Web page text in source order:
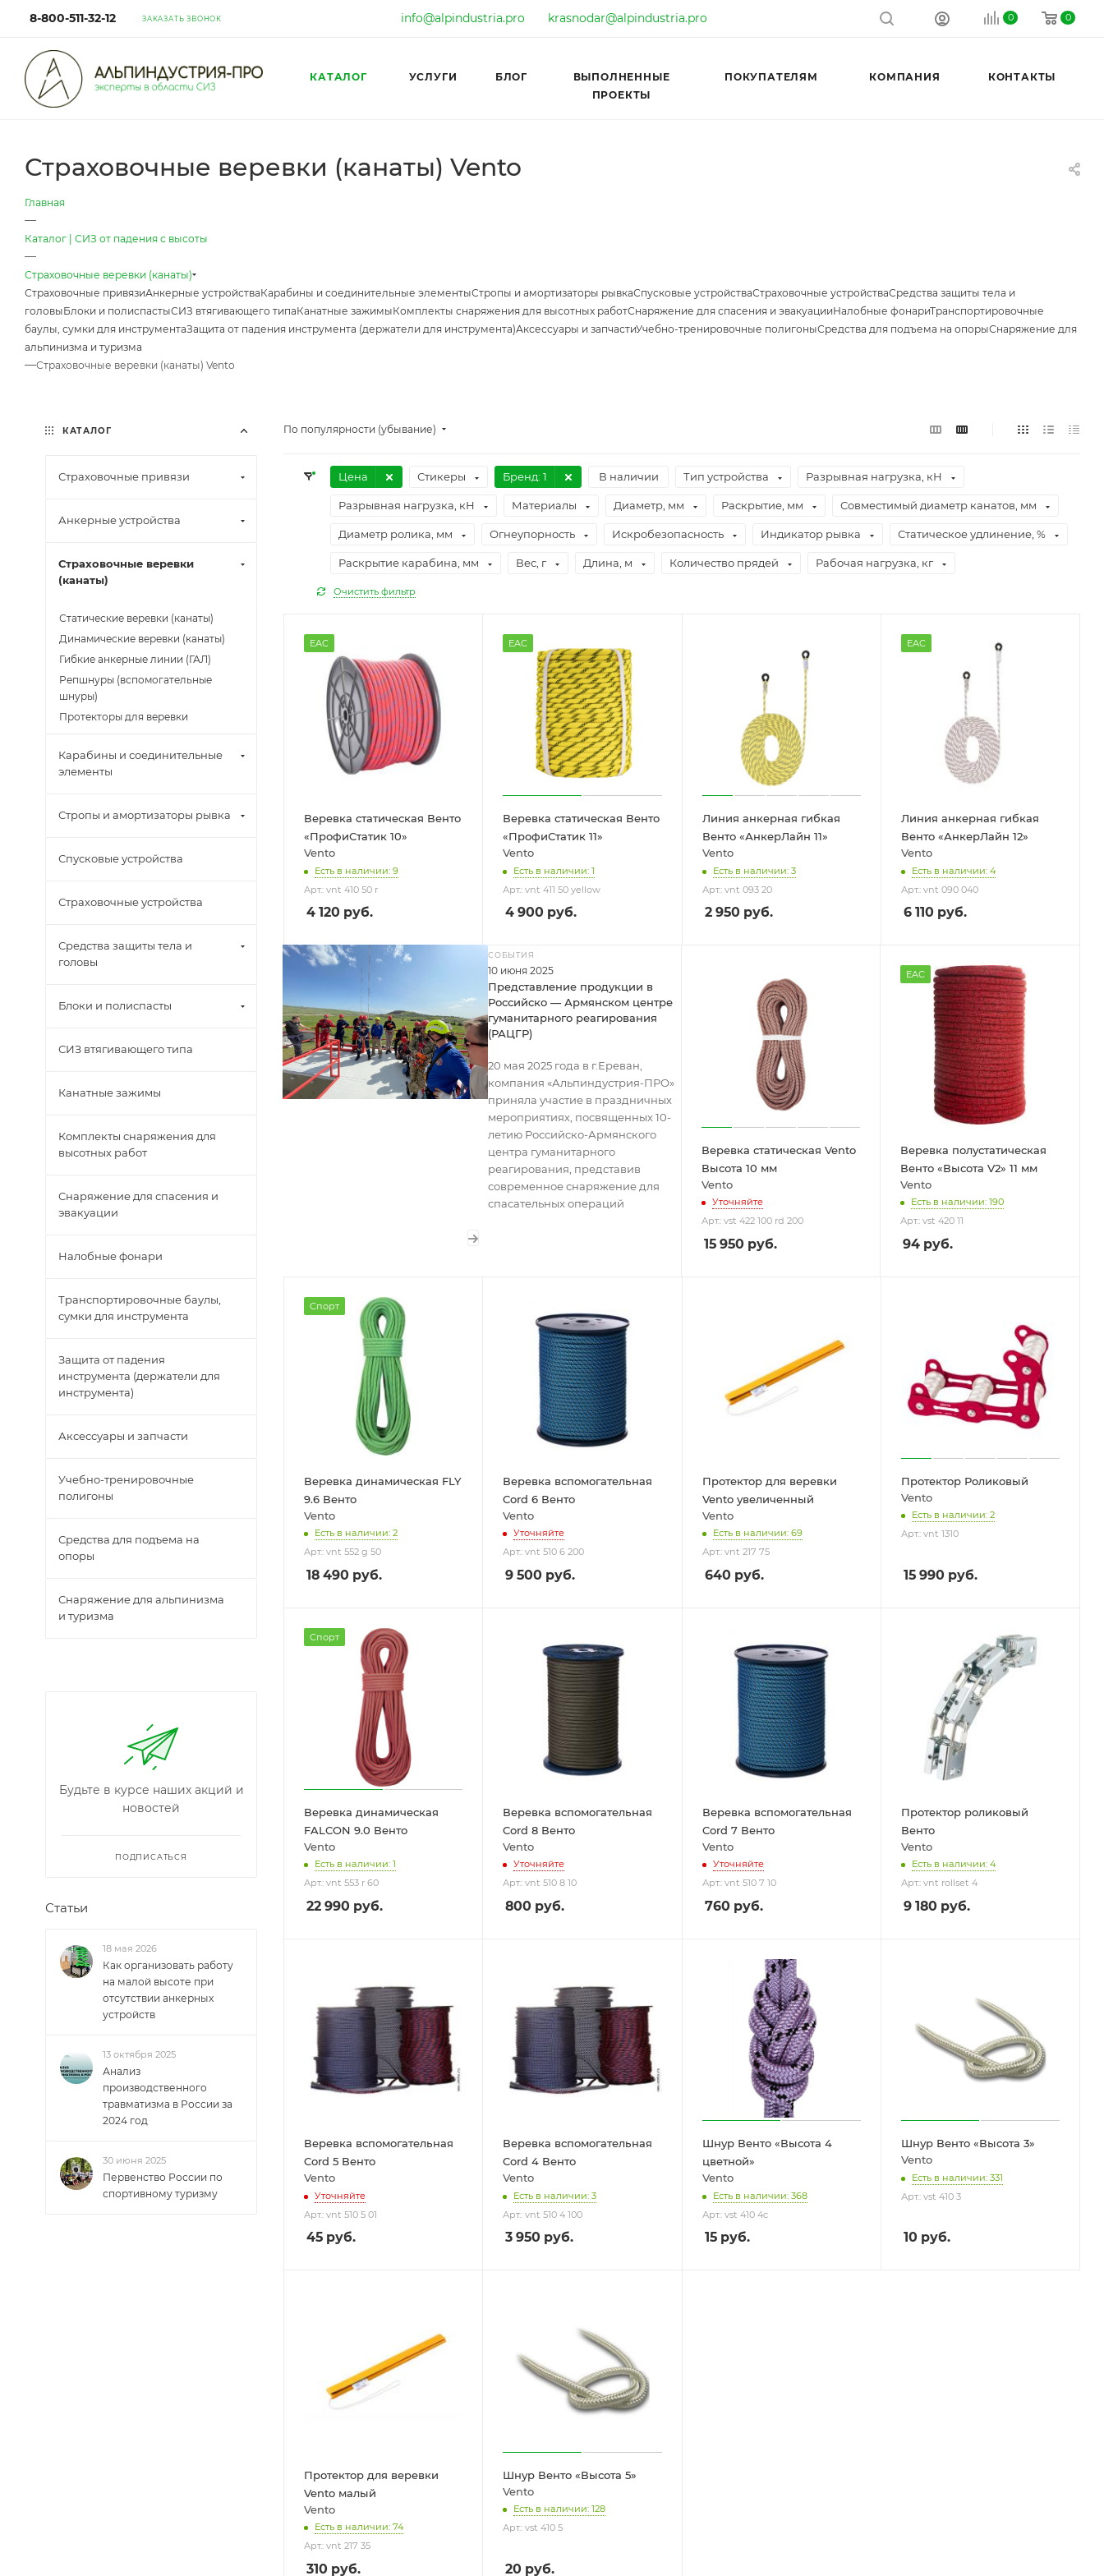
8-800-511-32-12 ЗАКАЗАТЬ ЗВОНОК info@alpindustria.pro krasnodar@alpindustria.pro 0 0
КАТАЛОГ УСЛУГИ БЛОГ
ВЫПОЛНЕННЫЕ
ПРОЕКТЫ
ПОКУПАТЕЛЯМ КОМПАНИЯ КОНТАКТЫ
Страховочные веревки (канаты) Vento
Главная
—
Каталог | СИЗ от падения с высоты
—
Страховочные веревки (канаты)
Страховочные привязиАнкерные устройстваКарабины и соединительные элементыСтропы и амортизаторы рывкаСпусковые устройстваСтраховочные устройстваСредства защиты тела и
головыБлоки и полиспастыСИЗ втягивающего типаКанатные зажимыКомплекты снаряжения для высотных работСнаряжение для спасения и эвакуацииНалобные фонариТранспортировочные
баулы, сумки для инструментаЗащита от падения инструмента (держатели для инструмента)Аксессуары и запчастиУчебно-тренировочные полигоныСредства для подъема на опорыСнаряжение для
альпинизма и туризма
—Страховочные веревки (канаты) Vento
По популярности (убывание)
Цена Стикеры Бренд: 1 В наличии Тип устройства Разрывная нагрузка, кН
Разрывная нагрузка, кН Материалы Диаметр, мм Раскрытие, мм Совместимый диаметр канатов, мм
Диаметр ролика, мм Огнеупорность Искробезопасность Индикатор рывка Статическое удлинение, %
Раскрытие карабина, мм Вес, г Длина, м Количество прядей Рабочая нагрузка, кг
Очистить фильтр
EAC
Веревка статическая Венто
«ПрофиСтатик 10»
Vento
Есть в наличии: 9
Арт.: vnt 410 50 r
4 120 руб.
EAC
Веревка статическая Венто
«ПрофиСтатик 11»
Vento
Есть в наличии: 1
Арт.: vnt 411 50 yellow
4 900 руб.
Линия анкерная гибкая
Венто «АнкерЛайн 11»
Vento
Есть в наличии: 3
Арт.: vnt 093 20
2 950 руб.
EAC
Линия анкерная гибкая
Венто «АнкерЛайн 12»
Vento
Есть в наличии: 4
Арт.: vnt 090 040
6 110 руб.
СОБЫТИЯ
10 июня 2025
Представление продукции в
Российско — Армянском центре
гуманитарного реагирования
(РАЦГР)
20 мая 2025 года в г.Ереван,
компания «Альпиндустрия-ПРО»
приняла участие в праздничных
мероприятиях, посвященных 10-
летию Российско-Армянского
центра гуманитарного
реагирования, представив
современное снаряжение для
спасательных операций
Веревка статическая Vento
Высота 10 мм
Vento
Уточняйте
Арт.: vst 422 100 rd 200
15 950 руб.
EAC
Веревка полустатическая
Венто «Высота V2» 11 мм
Vento
Есть в наличии: 190
Арт.: vst 420 11
94 руб.
Спорт
Веревка динамическая FLY
9.6 Венто
Vento
Есть в наличии: 2
Арт.: vnt 552 g 50
18 490 руб.
Веревка вспомогательная
Cord 6 Венто
Vento
Уточняйте
Арт.: vnt 510 6 200
9 500 руб.
Протектор для веревки
Vento увеличенный
Vento
Есть в наличии: 69
Арт.: vnt 217 75
640 руб.
Протектор Роликовый
Vento
Есть в наличии: 2
Арт.: vnt 1310
15 990 руб.
Спорт
Веревка динамическая
FALCON 9.0 Венто
Vento
Есть в наличии: 1
Арт.: vnt 553 r 60
22 990 руб.
Веревка вспомогательная
Cord 8 Венто
Vento
Уточняйте
Арт.: vnt 510 8 10
800 руб.
Веревка вспомогательная
Cord 7 Венто
Vento
Уточняйте
Арт.: vnt 510 7 10
760 руб.
Протектор роликовый
Венто
Vento
Есть в наличии: 4
Арт.: vnt rollset 4
9 180 руб.
Веревка вспомогательная
Cord 5 Венто
Vento
Уточняйте
Арт.: vnt 510 5 01
45 руб.
Веревка вспомогательная
Cord 4 Венто
Vento
Есть в наличии: 3
Арт.: vnt 510 4 100
3 950 руб.
Шнур Венто «Высота 4
цветной»
Vento
Есть в наличии: 368
Арт.: vst 410 4c
15руб.
Шнур Венто «Высота 3»
Vento
Есть в наличии: 331
Арт.: vst 410 3
10 руб.
Протектор для веревки
Vento малый
Vento
Есть в наличии: 74
Арт.: vnt 217 35
310 руб.
Шнур Венто «Высота 5»
Vento
Есть в наличии: 128
Арт.: vst 410 5
20 руб.
КАТАЛОГ
Страховочные привязи
Анкерные устройства
Страховочные веревки
(канаты)
Статические веревки (канаты)
Динамические веревки (канаты)
Гибкие анкерные линии (ГАЛ)
Репшнуры (вспомогательные
шнуры)
Протекторы для веревки
Карабины и соединительные
элементы
Стропы и амортизаторы рывка
Спусковые устройства
Страховочные устройства
Средства защиты тела и
головы
Блоки и полиспасты
СИЗ втягивающего типа
Канатные зажимы
Комплекты снаряжения для
высотных работ
Снаряжение для спасения и
эвакуации
Налобные фонари
Транспортировочные баулы,
сумки для инструмента
Защита от падения
инструмента (держатели для
инструмента)
Аксессуары и запчасти
Учебно-тренировочные
полигоны
Средства для подъема на
опоры
Снаряжение для альпинизма
и туризма
Будьте в курсе наших акций и
новостей
ПОДПИСАТЬСЯ
Статьи
18 мая 2026
Как организовать работу
на малой высоте при
отсутствии анкерных
устройств
13 октября 2025
Анализ
производственного
травматизма в России за
2024 год
30 июня 2025
Первенство России по
спортивному туризму